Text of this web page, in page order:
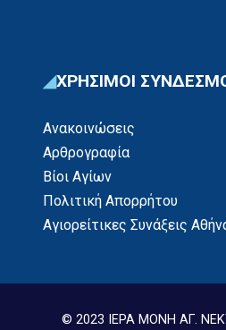
ΧΡΗΣΙΜΟΙ
Ανακοινώσεις
Αρθρογραφία
Βίοι Αγίων
Πολιτική Απορρήτου
Αγιορείτικες Συνάξεις
© 2023 ΙΕΡΑ ΜΟΝΗ ΑΓ.